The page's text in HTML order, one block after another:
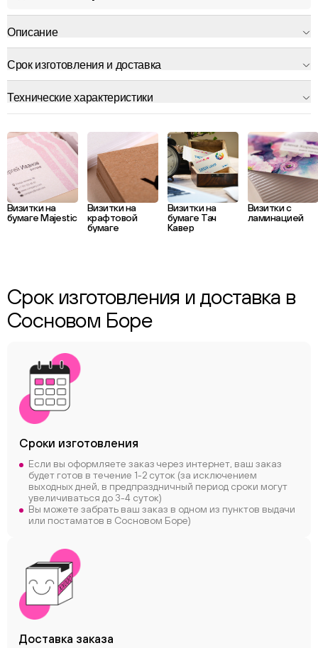
Описание
Срок изготовления и доставка
Технические характеристики
Визитки на
бумаге Majestic
Визитки на
крафтовой
бумаге
Визитки на
бумаге Тач
Кавер
Визитки с
ламинацией
Срок изготовления и доставка в
Сосновом Боре
Сроки изготовления
Если вы оформляете заказ через интернет, ваш заказ
будет готов в течение 1-2 суток (за исключением
выходных дней, в предпраздничный период сроки могут
увеличиваться до 3-4 суток)
Вы можете забрать ваш заказ в одном из пунктов выдачи
или постаматов в Сосновом Боре)
Доставка заказа